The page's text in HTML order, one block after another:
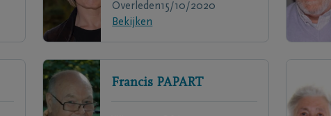
Overleden15/10/2020
Bekijken
Francis PAPART